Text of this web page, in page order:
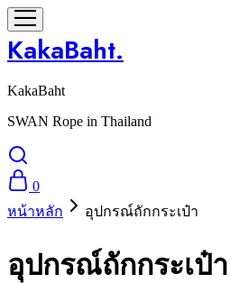
KakaBaht.
KakaBaht
SWAN Rope in Thailand
0
หน้าหลัก
อุปกรณ์ถักกระเป๋า
อุปกรณ์ถักกระเป๋า